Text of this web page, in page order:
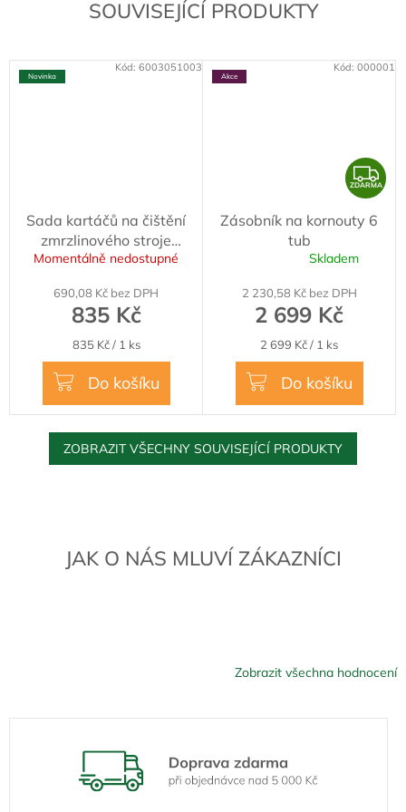
JAK O NÁS MLUVÍ ZÁKAZNÍCI
Zobrazit všechna hodnocení
SOUVISEJÍCÍ PRODUKTY
Novinka
Sada kartáčů na čištění
zmrzlinového stroje
SPACEMAN
Momentálně nedostupné
690,08 Kč bez DPH
835 Kč
Měrná
cena:
835 Kč / 1 ks
Do košíku
Kód: 6003051003
Akce
Z
D
ZDARMA
Zásobník na kornouty 6
tub
produktu
hvězdiček.
Skladem
2 230,58 Kč bez DPH
2 699 Kč
Měrná
cena:
2 699 Kč / 1 ks
Do košíku
Kód: 000001
ZOBRAZIT VŠECHNY SOUVISEJÍCÍ PRODUKTY